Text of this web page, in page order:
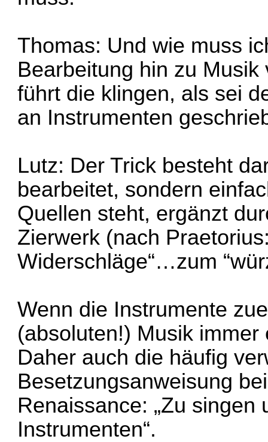
Thomas: Und wie muss
Bearbeitung hin zu
führt die klingen, als sei
an Instrumenten
Lutz: Der Trick besteht
bearbeitet, sondern
Quellen steht, ergänzt
Zierwerk (nach
Widerschläge“…zum
Wenn die Instrumente
(absoluten!) Musik
Daher auch die häufig
Besetzungsanweisung
Renaissance: „Zu
Instrumenten“.